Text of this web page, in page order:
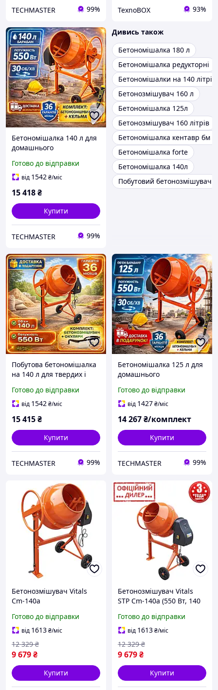
TECHMASTER 99% TexnoBOX 93%
Бетономішалка 140 л для
домашнього
будівництва будинку,
Бетономішалки Віталс
Готово до відправки
від 1542₴/міс
15 418₴
Купити
TECHMASTER 99%
Дивись також
Бетономішалка 180 л
Бетономішалка редукторні
Бетономішалки на 140 літрів
Бетонозмішувач 160 л
Бетономішалка 125л
Бетонозмішувач 160 літрів
Бетономішалка кентавр бм
Бетономішалка forte
Бетономішалка 140л
Побутовий бетонозмішувач
Побутова бетономішалка
на 140 л для твердих і
Бетонки, Бетономішалка
з електродвигуном
Готово до відправки
від 1542₴/міс
15 415₴
Купити
TECHMASTER 99%
Бетономішалка 125 л для
домашнього
будівництва будинку,
Бетономішалки Віталс
Готово до відправки
від 1427₴/міс
14 267₴/комплект
Купити
TECHMASTER 99%
Бетонозмішувач Vitals
Cm-140a
Готово до відправки
від 1613₴/міс
9 679₴
12 329 ₴
Купити
Бетонозмішувач Vitals
STP Cm-140a (550 Вт, 140
Готово до відправки
від 1613₴/міс
9 679₴
12 329 ₴
Купити